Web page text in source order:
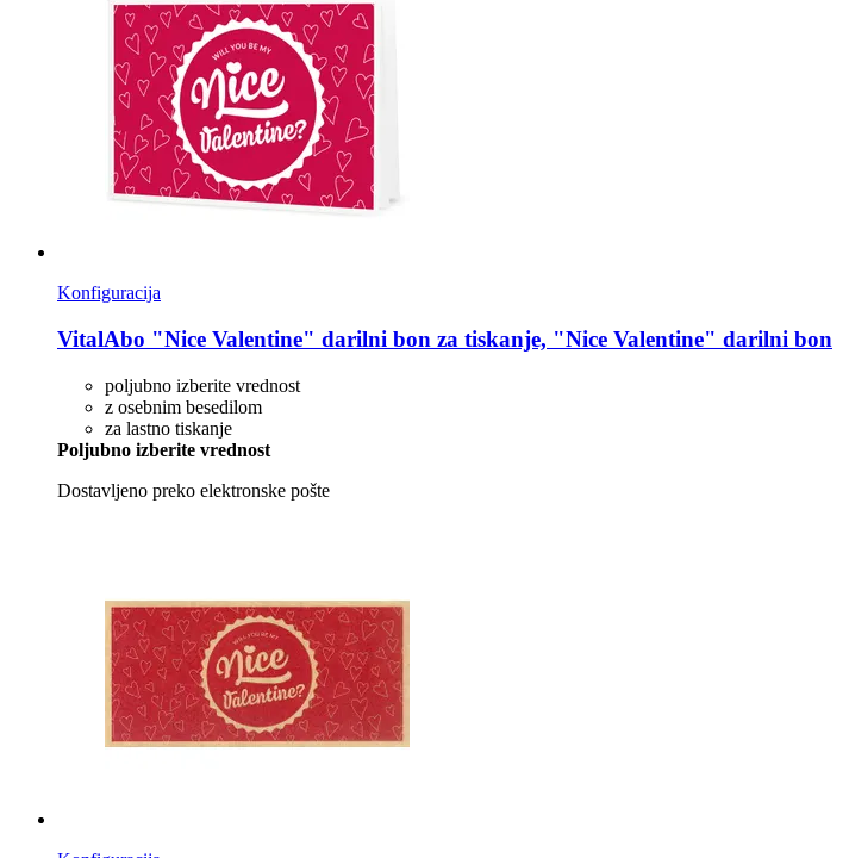
Konfiguracija
VitalAbo "Nice Valentine" darilni bon za tiskanje, "Nice Valentine" darilni bon
poljubno izberite vrednost
z osebnim besedilom
za lastno tiskanje
Poljubno izberite vrednost
Dostavljeno preko elektronske pošte